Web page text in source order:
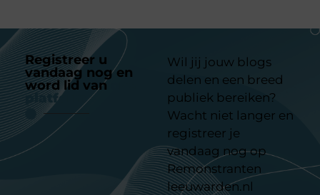
Registreer u
vandaag nog en
word lid van
platform
Wil jij jouw blogs
delen en een breed
publiek bereiken?
Wacht niet langer en
registreer je
vandaag nog op
Remonstranten
leeuwarden.nl